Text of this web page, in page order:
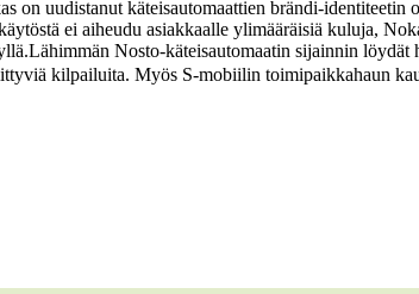
on uudistanut käteisautomaattien brändi-identiteetin
ei aiheudu asiakkaalle ylimääräisiä kuluja,
Lähimmän Nosto-käteisautomaatin sijainnin
kilpailuita. Myös S-mobiilin toimipaikkahaun